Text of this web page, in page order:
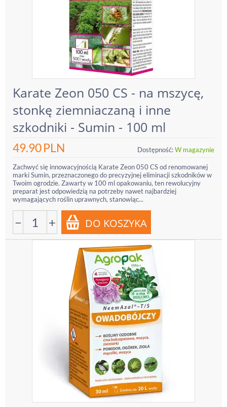
Karate Zeon 050 CS - na mszycę,
stonkę ziemniaczaną i inne
szkodniki - Sumin - 100 ml
49.90PLN Dostępność:W magazynie
Zachwyć się innowacyjnością Karate Zeon 050 CS od renomowanej
marki Sumin, przeznaczonego do precyzyjnej eliminacji szkodników w
Twoim ogrodzie. Zawarty w 100 ml opakowaniu, ten rewolucyjny
preparat jest odpowiedzią na potrzeby nawet najbardziej
wymagających roślin uprawnych, stanowiąc...
− +